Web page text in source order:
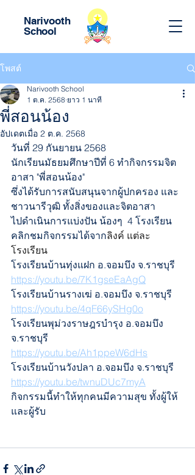
Narivooth
School
โพสต์
พี่สอนน้อง
Narivooth School
1 ต.ค. 2568 ยาว 1 นาที
อัปเดตเมื่อ 2 ต.ค. 2568
วันที่ 29 กันยายน 2568
นักเรียนมัธยมศึกษาปีที่ 6 ทำกิจกรรมจิต
อาสา "พี่สอนน้อง"
ซึ่งได้รับการสนับสนุนจากผู้ปกครอง และ
ชาวนารีวุฒิ ทั้งสิ่งของและจิตอาสา
ไปดำเนินการแบ่งปัน น้องๆ  4 โรงเรียน
คลิกชมกิจกรรมได้จากลิงค์ แต่ละ
โรงเรียน
โรงเรียนบ้านทุ่งแฝก อ.จอมบึง จ.ราชบุรี
https://youtu.be/7K1gseEaAgQ
โรงเรียนบ้านรางเฆ่ อ.จอมบึง จ.ราชบุรี
https://youtu.be/4qF66ySHg0o
โรงเรียนพุม่วงราษฎรบำรุง อ.จอมบึง
จ.ราชบุรี
https://youtu.be/Ah1ppeW6dHs
โรงเรียนบ้านวังปลา อ.จอมบึง จ.ราชบุรี
https://youtu.be/twnuDUc7myA
กิจกรรมนี้ทำให้ทุกคนมีความสุข ทั้งผู้ให้
และผู้รับ